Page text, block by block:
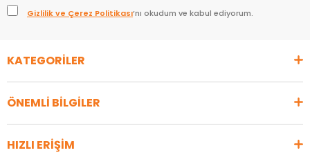
Gizlilik ve Çerez Politikası’nı okudum ve kabul ediyorum.
KATEGORİLER
ÖNEMLİ BİLGİLER
HIZLI ERİŞİM